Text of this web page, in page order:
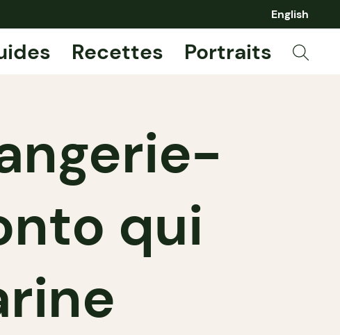
English
Recettes Portraits
qui